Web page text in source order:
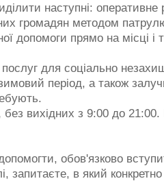
наступні:
громадян методом
допомоги прямо на місці і
для соціально
період, а також
вихідних з 9:00 до 21:00.
обов'язково
запитаєте, в який